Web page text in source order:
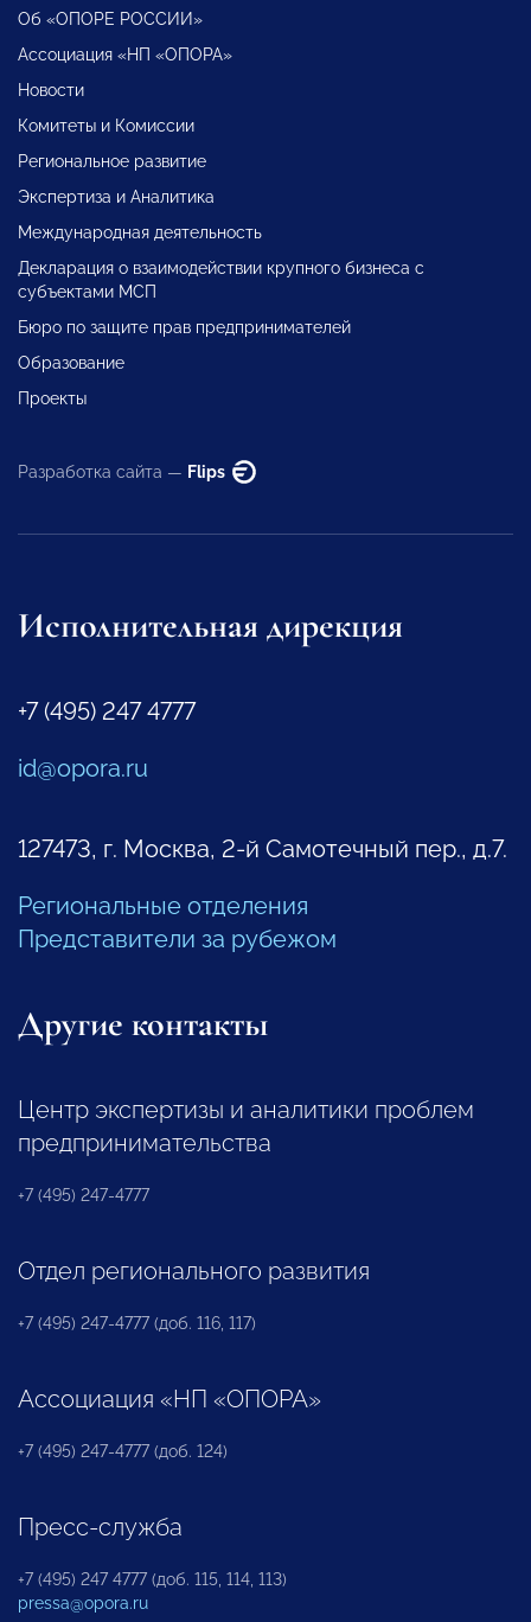
Об «ОПОРЕ РОССИИ»
Ассоциация «НП «ОПОРА»
Новости
Комитеты и Комиссии
Региональное развитие
Экспертиза и Аналитика
Международная деятельность
Декларация о взаимодействии крупного бизнеса с
субъектами МСП
Бюро по защите прав предпринимателей
Образование
Проекты
Разработка сайта — Flips
Исполнительная дирекция
+7 (495) 247 4777
id@opora.ru
127473, г. Москва, 2-й Самотечный пер., д.7.
Региональные отделения
Представители за рубежом
Другие контакты
Центр экспертизы и аналитики проблем
предпринимательства
+7 (495) 247-4777
Отдел регионального развития
+7 (495) 247-4777 (доб. 116, 117)
Ассоциация «НП «ОПОРА»
+7 (495) 247-4777 (доб. 124)
Пресс-служба
+7 (495) 247 4777 (доб. 115, 114, 113)
pressa@opora.ru